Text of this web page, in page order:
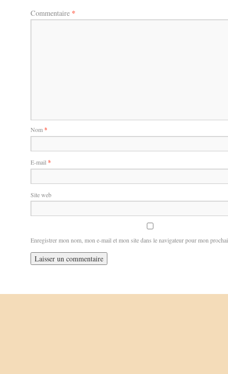
Commentaire *
Nom*
E-mail *
Site web
Enregistrer mon nom, mon e-mail et mon site dans le navigateur pour mon